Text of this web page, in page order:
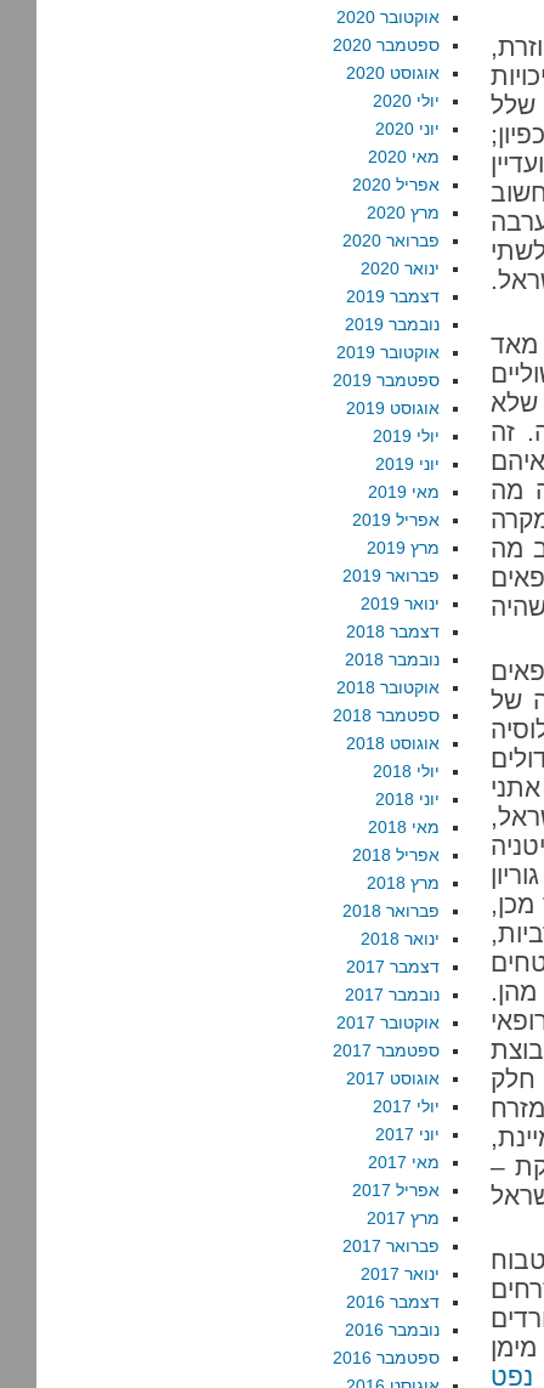
– היא חוזרת,
שלל
מאד
שלא
זה
מה
מה
של
לאחר מכן,
חלק
–
נפט
אוקטובר 2020
ספטמבר 2020
אוגוסט 2020
יולי 2020
יוני 2020
מאי 2020
אפריל 2020
מרץ 2020
פברואר 2020
ינואר 2020
דצמבר 2019
נובמבר 2019
אוקטובר 2019
ספטמבר 2019
אוגוסט 2019
יולי 2019
יוני 2019
מאי 2019
אפריל 2019
מרץ 2019
פברואר 2019
ינואר 2019
דצמבר 2018
נובמבר 2018
אוקטובר 2018
ספטמבר 2018
אוגוסט 2018
יולי 2018
יוני 2018
מאי 2018
אפריל 2018
מרץ 2018
פברואר 2018
ינואר 2018
דצמבר 2017
נובמבר 2017
אוקטובר 2017
ספטמבר 2017
אוגוסט 2017
יולי 2017
יוני 2017
מאי 2017
אפריל 2017
מרץ 2017
פברואר 2017
ינואר 2017
דצמבר 2016
נובמבר 2016
ספטמבר 2016